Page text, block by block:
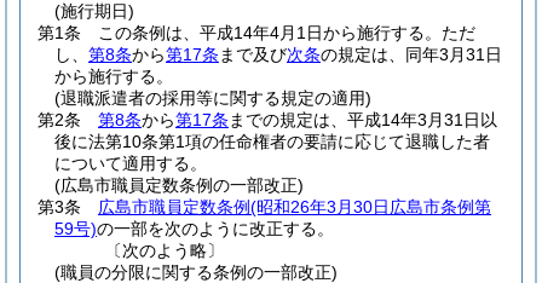
(施行期日)
第1条
この条例は、平成14年4月1日から施行する。 ただ
し、 第8条から第17条 まで及び次条の規定は、同年3月31日
から施行する。
(退職派遣者の採用等に関する規定の適用)
第2条
第8条から第17条 までの規定は、平成14年3月31日以
後に法第10条第1項の任命権者の要請に応じて退職した者
について適用する。
(広島市職員定数条例の一部改正)
第3条
広島市職員定数条例(昭和26年3月30日広島市条例第
59号)の一部を次のように改正する。
〔次のよう略〕
(職員の分限に関する条例の一部改正)